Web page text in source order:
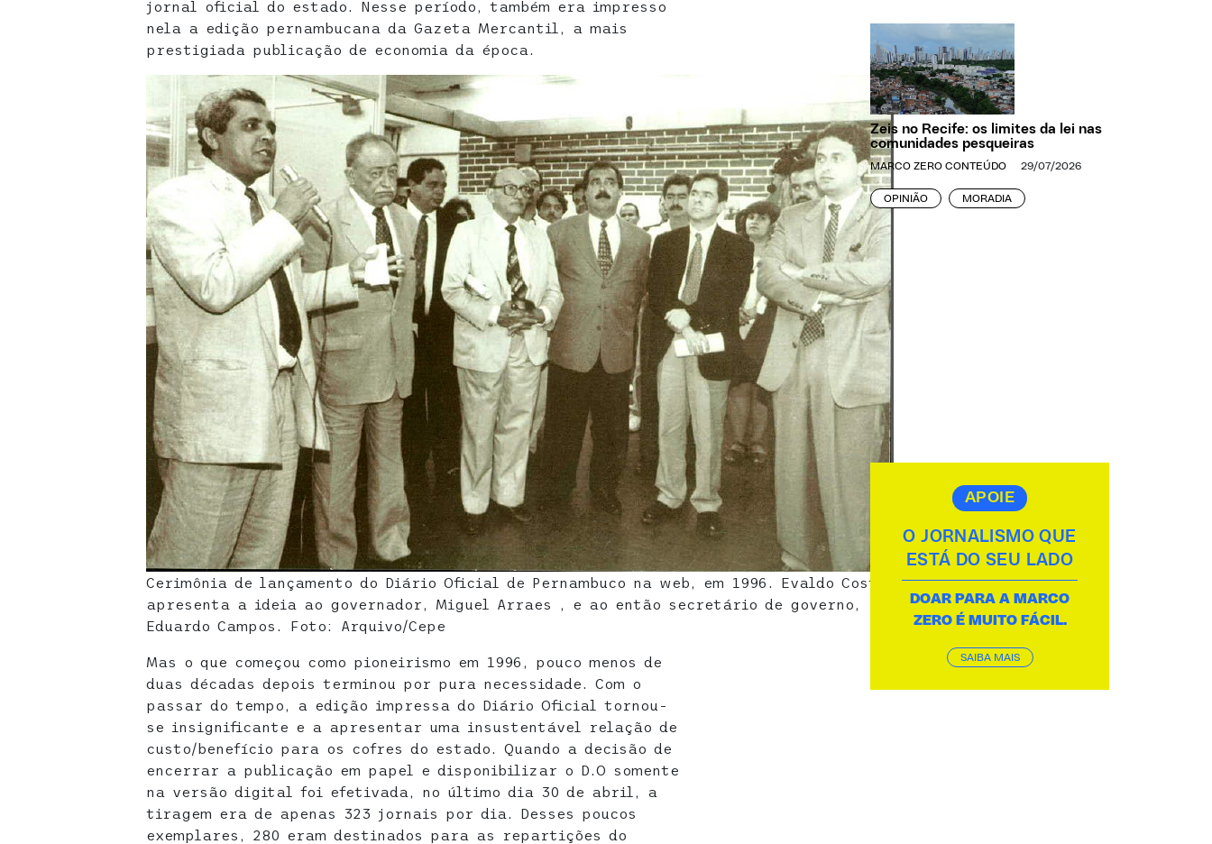
jornal oficial do estado. Nesse período, também era impresso
nela a edição pernambucana da Gazeta Mercantil, a mais
prestigiada publicação de economia da época.
Cerimônia de lançamento do Diário Oficial de Pernambuco na web, em 1996. Evaldo Costa
apresenta a ideia ao governador, Miguel Arraes , e ao então secretário de governo,
Eduardo Campos. Foto: Arquivo/Cepe
Mas o que começou como pioneirismo em 1996, pouco menos de
duas décadas depois terminou por pura necessidade. Com o
passar do tempo, a edição impressa do Diário Oficial tornou-
se insignificante e a apresentar uma insustentável relação de
custo/benefício para os cofres do estado. Quando a decisão de
encerrar a publicação em papel e disponibilizar o D.O somente
na versão digital foi efetivada, no último dia 30 de abril, a
tiragem era de apenas 323 jornais por dia. Desses poucos
exemplares, 280 eram destinados para as repartições do
Zeis no Recife: os limites da lei nas
comunidades pesqueiras
MARCO ZERO CONTEÚDO 29/07/2026
OPINIÃO MORADIA
APOIE
O JORNALISMO QUE
ESTÁ DO SEU LADO
DOAR PARA A MARCO
ZERO É MUITO FÁCIL.
SAIBA MAIS